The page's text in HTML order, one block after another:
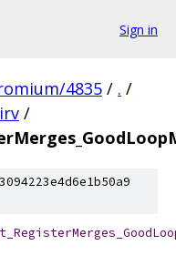
Sign in
4835 / . /
/